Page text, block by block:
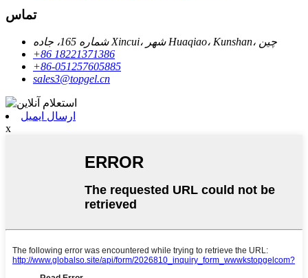
تماس
شماره 165، جاده Xincui، شهر Huaqiao، Kunshan، چین
‎+86 18221371386‎
‎+86-051257605885‎
sales3@topgel.cn
ارسال ایمیل
x